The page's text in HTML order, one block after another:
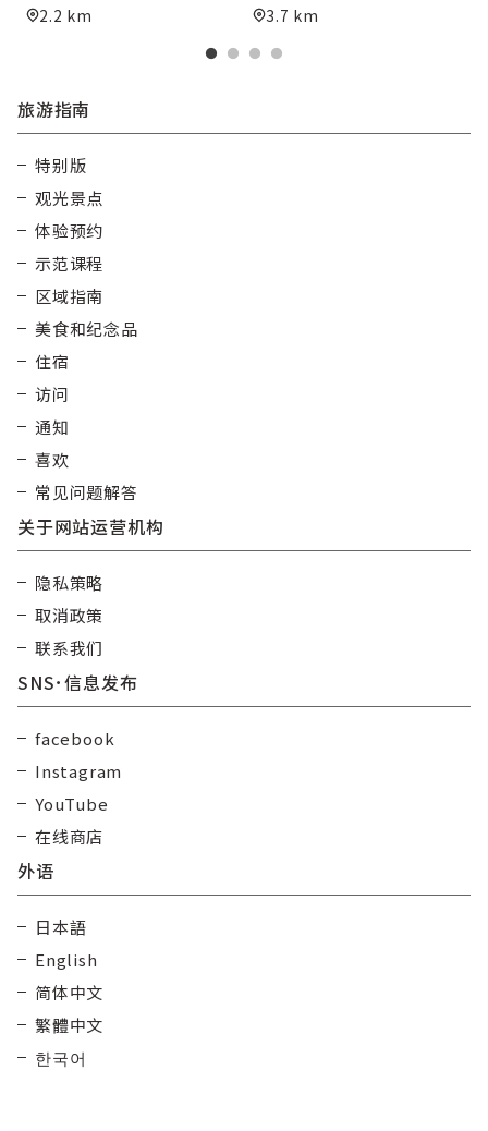
2.2 km
3.7 km
旅游指南
特别版
观光景点
体验预约
示范课程
区域指南
美食和纪念品
住宿
访问
通知
喜欢
常见问题解答
关于网站运营机构
隐私策略
取消政策
联系我们
SNS･信息发布
facebook
Instagram
YouTube
在线商店
外语
日本語
English
简体中文
繁體中文
한국어